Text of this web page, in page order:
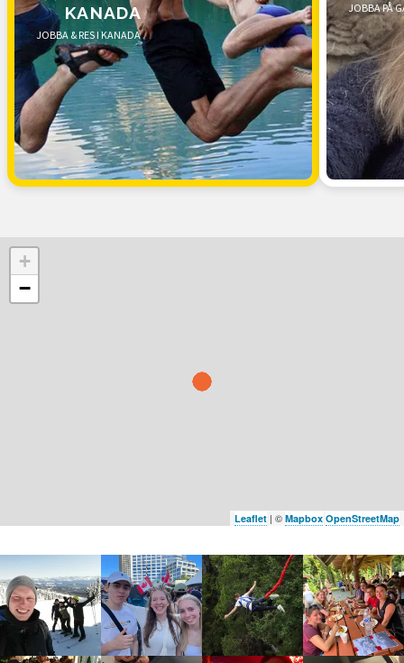
KANADA
JOBBA & RES I KANADA
JOBBA PÅ
+
−
Leaflet | © Mapbox OpenStreetMap